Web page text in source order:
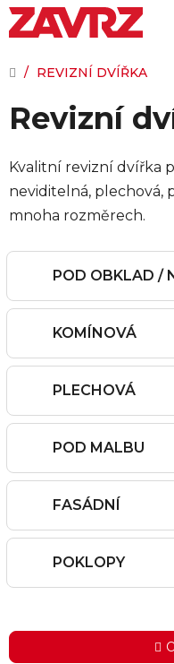
Přejít
na
DOMŮ
/ REVIZNÍ DVÍŘKA
Revizní
Kvalitní revizní dvířka
neviditelná, plechová,
mnoha rozměrech.
POD OBKLAD /
KOMÍNOVÁ
PLECHOVÁ
POD MALBU
FASÁDNÍ
POKLOPY